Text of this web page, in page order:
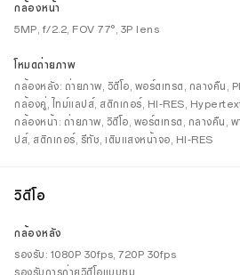
กล้องหน้า
5MP, f/2.2, FOV 77°, 3P lens
โหมดถ่ายภาพ
กล้องหลัง: ถ่ายภาพ, วิดีโอ, พอร์ตเทรต, กลางคืน,
กล้องคู่, ไทม์แลปส์, สติกเกอร์, HI-RES,
กล้องหน้า: ถ่ายภาพ, วิดีโอ, พอร์ตเทรต, กลางคืน, พ
ปส์, สติกเกอร์, รีทัช, เติมแสงหน้าจอ, HI-RES
วิดีโอ
กล้องหลัง
รองรับ: 1080P 30fps, 720P 30fps
รองรับการถ่ายวิดีโอแบบซูม